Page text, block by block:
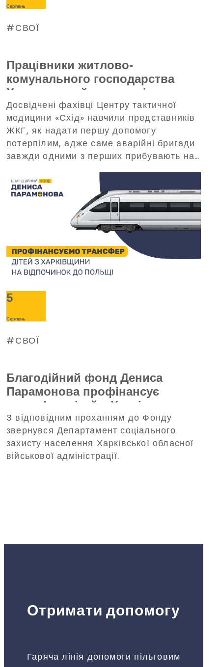
Серпень
СВОЇ
Працівники житлово-
комунального господарства
Харкова пройшли тренінг з
домедичної допомоги, що
організований Благодійним
фондом Дениса Парамонова
Досвідчені фахівці Центру тактичної
медицини «Схід» навчили представників
ЖКГ, як надати першу допомогу
потерпілим, адже саме аварійні бригади
завжди одними з перших прибувають на
5
Серпень
СВОЇ
Благодійний фонд Дениса
Парамонова профінансує
трансфер дітей з Харківщини на
відпочинок до Польщі
З відповідним проханням до Фонду
звернувся Департамент соціального
захисту населення Харківської обласної
військової адміністрації.
Отримати допомогу
Гаряча лінія допомоги пільговим